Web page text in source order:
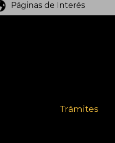
Páginas de Interés
Trámites